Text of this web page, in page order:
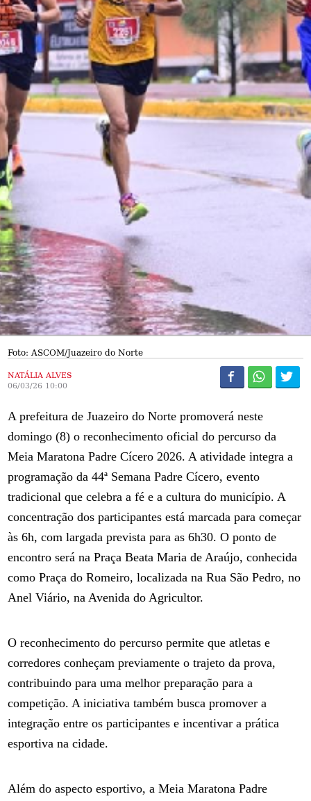
Foto: ASCOM/Juazeiro do Norte
NATÁLIA ALVES
06/03/26 10:00
A prefeitura de Juazeiro do Norte promoverá neste
domingo (8) o reconhecimento oficial do percurso da
Meia Maratona Padre Cícero 2026. A atividade integra a
programação da 44ª Semana Padre Cícero, evento
tradicional que celebra a fé e a cultura do município. A
concentração dos participantes está marcada para começar
às 6h, com largada prevista para as 6h30. O ponto de
encontro será na Praça Beata Maria de Araújo, conhecida
como Praça do Romeiro, localizada na Rua São Pedro, no
Anel Viário, na Avenida do Agricultor.
O reconhecimento do percurso permite que atletas e
corredores conheçam previamente o trajeto da prova,
contribuindo para uma melhor preparação para a
competição. A iniciativa também busca promover a
integração entre os participantes e incentivar a prática
esportiva na cidade.
Além do aspecto esportivo, a Meia Maratona Padre